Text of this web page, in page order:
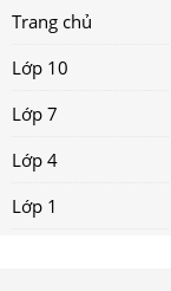
Trang chủ
Lớp 10
Lớp 7
Lớp 4
Lớp 1